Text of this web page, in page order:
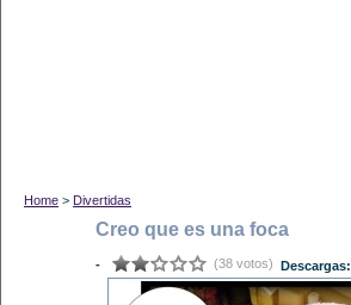
Home > Divertidas
Creo que es una foca
- (38 votos) Descargas: